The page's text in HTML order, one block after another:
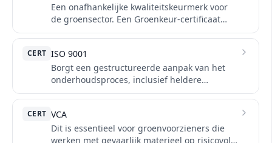
Een onafhankelijke kwaliteitskeurmerk voor
de groensector. Een Groenkeur-certificaat
bewijst dat de organisatie voldoet aan strikte
en duurzame bedrijfsvoering.
CERT ISO 9001
Borgt een gestructureerde aanpak van het
onderhoudsproces, inclusief heldere
rapportages en kwaliteitscontroles.
CERT VCA
Dit is essentieel voor groenvoorzieners die
werken met gevaarlijk materieel op risicovolle